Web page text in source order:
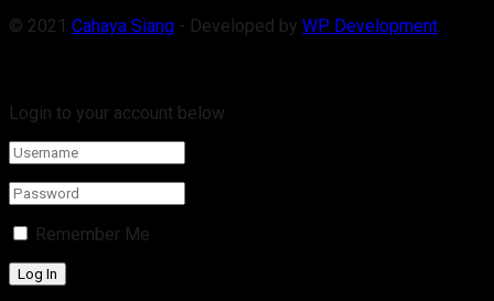
© 2021 Cahaya Siang - Developed by WP Development.
Login to your account below
Remember Me